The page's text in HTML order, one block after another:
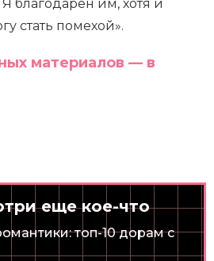
благодарен им, хотя и
стать помехой».
материалов — в
еще кое-что
топ-10 дорам с